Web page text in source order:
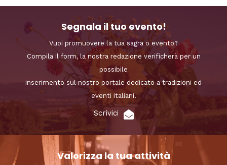
Segnala il tuo evento!
Vuoi promuovere la tua sagra o evento?
Compila il form, la nostra redazione verificherà per un
possibile
inserimento sul nostro portale dedicato a tradizioni ed
eventi italiani.
Scrivici
Valorizza la tua attività